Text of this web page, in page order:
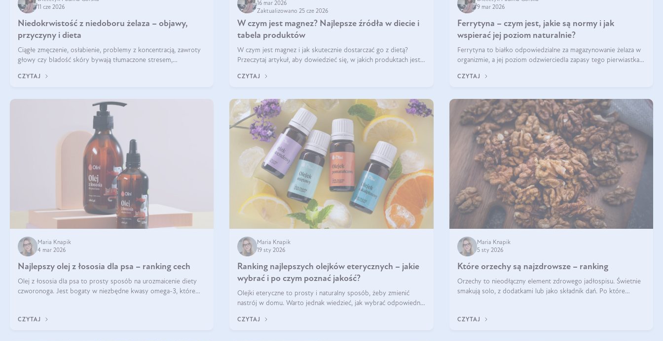
11 cze 2026
Niedokrwistość z niedoboru żelaza – objawy,
przyczyny i dieta
Ciągłe zmęczenie, osłabienie, problemy z koncentracją, zawroty
głowy czy bladość skóry bywają tłumaczone stresem,
może być niedokrwistość z niedoboru żelaza.
CZYTAJ
16 mar 2026
Zaktualizowano 25 cze 2026
W czym jest magnez? Najlepsze źródła w diecie i
tabela produktów
W czym jest magnez i jak skutecznie dostarczać go z dietą?
Przeczytaj artykuł, aby dowiedzieć się, w jakich produktach jest
CZYTAJ
9 mar 2026
Ferrytyna – czym jest, jakie są normy i jak
wspierać jej poziom naturalnie?
Ferrytyna to białko odpowiedzialne za magazynowanie żelaza w
organizmie, a jej poziom odzwierciedla zapasy tego pierwiastka.
ferrytyny daje objawy, które mogą utrudniać codzienne
CZYTAJ
Maria Knapik
4 mar 2026
Najlepszy olej z łososia dla psa – ranking cech
Olej z łososia dla psa to prosty sposób na urozmaicenie diety
czworonoga. Jest bogaty w niezbędne kwasy omega-3, które
uwagę?
CZYTAJ
Maria Knapik
19 sty 2026
Ranking najlepszych olejków eterycznych – jakie
wybrać i po czym poznać jakość?
Olejki eteryczne to prosty i naturalny sposób, żeby zmienić
nastrój w domu. Warto jednak wiedzieć, jak wybrać odpowiednie
eteryczne są najlepsze? Poznaj najważniejsze kryteria wyboru!
CZYTAJ
Maria Knapik
5 sty 2026
Które orzechy są najzdrowsze – ranking
Orzechy to nieodłączny element zdrowego jadłospisu. Świetnie
smakują solo, z dodatkami lub jako składnik dań. Po które
CZYTAJ